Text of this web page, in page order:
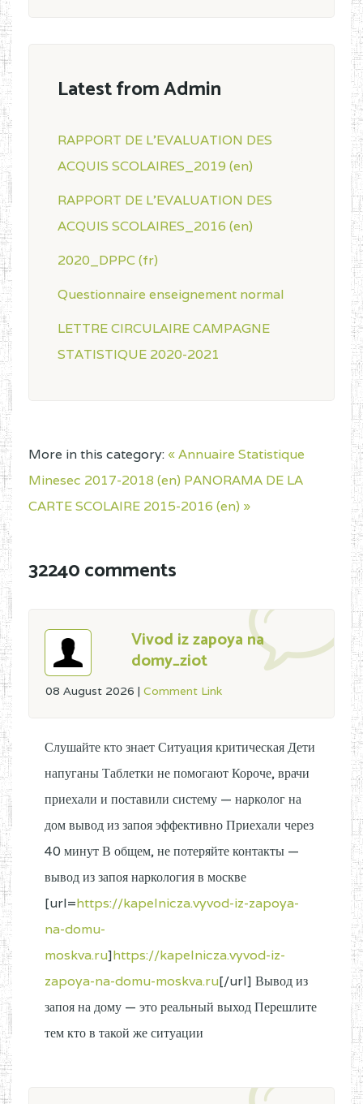
Latest from Admin
RAPPORT DE L'EVALUATION DES
ACQUIS SCOLAIRES_2019 (en)
RAPPORT DE L'EVALUATION DES
ACQUIS SCOLAIRES_2016 (en)
2020_DPPC (fr)
Questionnaire enseignement normal
LETTRE CIRCULAIRE CAMPAGNE
STATISTIQUE 2020-2021
More in this category:« Annuaire Statistique
Minesec 2017-2018 (en) PANORAMA DE LA
CARTE SCOLAIRE 2015-2016 (en) »
32240 comments
Vivod iz zapoya na
domy_ziot
08 August 2026 | Comment Link
Слушайте кто знает Ситуация критическая Дети
напуганы Таблетки не помогают Короче, врачи
приехали и поставили систему — нарколог на
дом вывод из запоя эффективно Приехали через
40 минут В общем, не потеряйте контакты —
вывод из запоя наркология в москве
[url=https://kapelnicza.vyvod-iz-zapoya-
na-domu-
moskva.ru]https://kapelnicza.vyvod-iz-
zapoya-na-domu-moskva.ru[/url] Вывод из
запоя на дому — это реальный выход Перешлите
тем кто в такой же ситуации